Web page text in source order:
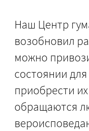
Наш Центр
возобновил
можно
состоянии
приобрести
обращаются